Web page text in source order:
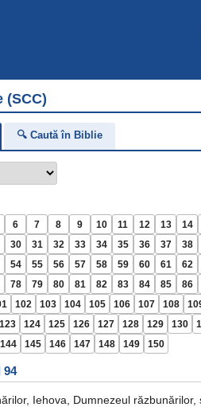
(SCC)
🔍 Caută în Biblie
6 7 8 9 10 11 12 13 14
30 31 32 33 34 35 36 37 38
54 55 56 57 58 59 60 61 62
78 79 80 81 82 83 84 85 86
102 103 104 105 106 107 108
123 124 125 126 127 128 129 130
144 145 146 147 148 149 150
94
Iehova, Dumnezeul